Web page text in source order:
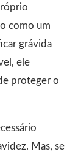
como um
grávida
ele
proteger o
Mas, se